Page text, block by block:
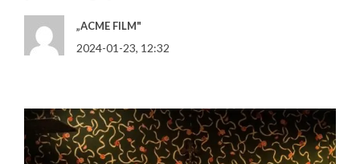
„ACME FILM"
2024-01-23, 12:32